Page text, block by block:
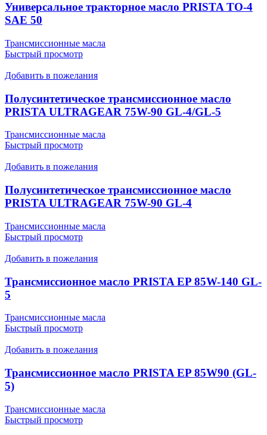
Универсальное тракторное масло PRISTA TO-4
SAE 50
Трансмиссионные масла
Быстрый просмотр
Добавить в пожелания
Полусинтетическое трансмиссионное масло
PRISTA ULTRAGEAR 75W-90 GL-4/GL-5
Трансмиссионные масла
Быстрый просмотр
Добавить в пожелания
Полусинтетическое трансмиссионное масло
PRISTA ULTRAGEAR 75W-90 GL-4
Трансмиссионные масла
Быстрый просмотр
Добавить в пожелания
Трансмиссионное масло PRISTA EP 85W-140 GL-
5
Трансмиссионные масла
Быстрый просмотр
Добавить в пожелания
Трансмиссионное масло PRISTA EP 85W90 (GL-
5)
Трансмиссионные масла
Быстрый просмотр